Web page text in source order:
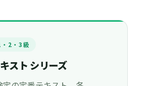
2・3級
スト シリーズ